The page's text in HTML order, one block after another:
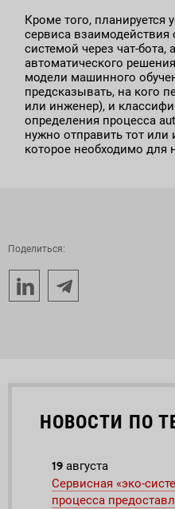
Кроме того, планируется
сервиса взаимодействия
системой через чат-бота,
автоматического
модели машинного
предсказывать, на кого
или инженер), и
определения процесса
нужно отправить тот
которое необходимо для
Поделиться:
НОВОСТИ ПО
19 августа
Сервисная «эко-
процесса